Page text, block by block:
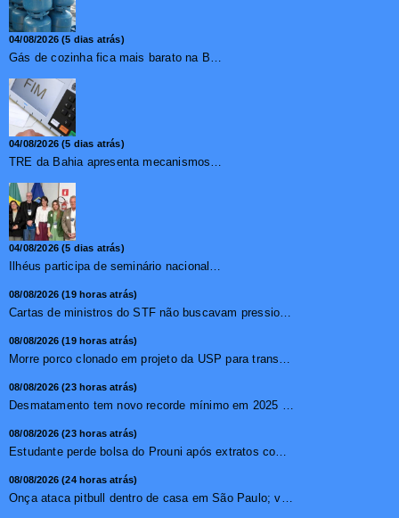
04/08/2026 (5 dias atrás)
Gás de cozinha fica mais barato na Bahia após redução de 7,1%
04/08/2026 (5 dias atrás)
TRE da Bahia apresenta mecanismos de segurança das urnas e nova ordem de votação para eleições
04/08/2026 (5 dias atrás)
Ilhéus participa de seminário nacional sobre turismo sustentável e captação de investimentos
08/08/2026 (19 horas atrás)
Cartas de ministros do STF não buscavam pressionar, diz pr...
08/08/2026 (19 horas atrás)
Morre porco clonado em projeto da USP para transplante de �...
08/08/2026 (23 horas atrás)
Desmatamento tem novo recorde mínimo em 2025 na mata atlâ...
08/08/2026 (23 horas atrás)
Estudante perde bolsa do Prouni após extratos com apostas ...
08/08/2026 (24 horas atrás)
Onça ataca pitbull dentro de casa em São Paulo; vídeo ...